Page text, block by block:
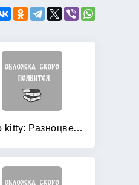
Hello kitty: Разноцветное волшебство